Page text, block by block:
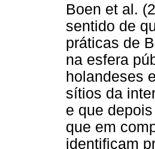
Boen et al.
sentido de
práticas de
na esfera
holandeses
sítios da
e que
que em
identificam